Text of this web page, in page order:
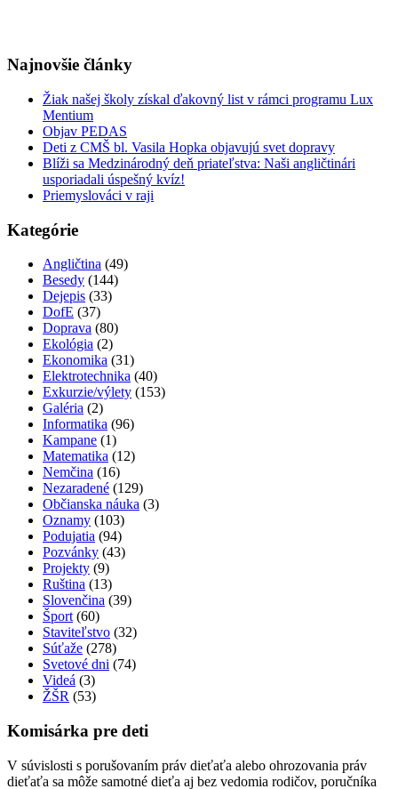
Najnovšie články
Žiak našej školy získal ďakovný list v rámci programu Lux
Mentium
Objav PEDAS
Deti z CMŠ bl. Vasila Hopka objavujú svet dopravy
Blíži sa Medzinárodný deň priateľstva: Naši angličtinári
usporiadali úspešný kvíz!
Priemyslováci v raji
Kategórie
Angličtina (49)
Besedy (144)
Dejepis (33)
DofE (37)
Doprava (80)
Ekológia (2)
Ekonomika (31)
Elektrotechnika (40)
Exkurzie/výlety (153)
Galéria (2)
Informatika (96)
Kampane (1)
Matematika (12)
Nemčina (16)
Nezaradené (129)
Občianska náuka (3)
Oznamy (103)
Podujatia (94)
Pozvánky (43)
Projekty (9)
Ruština (13)
Slovenčina (39)
Šport(60)
Staviteľstvo (32)
Súťaže (278)
Svetové dni (74)
Videá (3)
ŽŠR (53)
Komisárka pre deti
V súvislosti s porušovaním práv dieťaťa alebo ohrozovania práv
dieťaťa sa môže samotné dieťa aj bez vedomia rodičov, poručníka